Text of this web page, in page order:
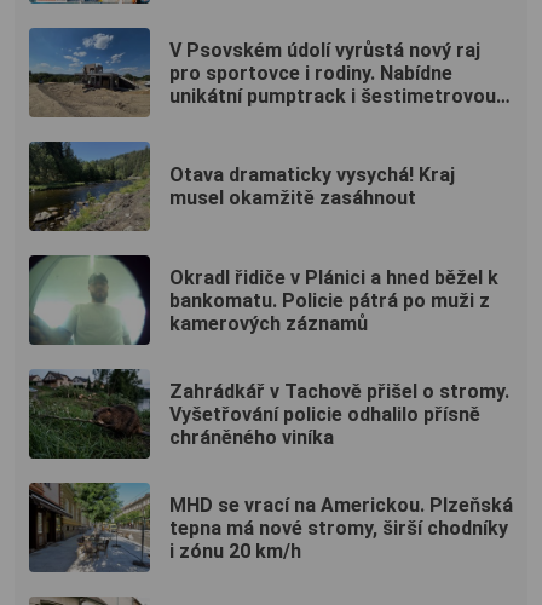
V Psovském údolí vyrůstá nový raj
pro sportovce i rodiny. Nabídne
unikátní pumptrack i šestimetrovou
Otava dramaticky vysychá! Kraj
musel okamžitě zasáhnout
Okradl řidiče v Plánici a hned běžel k
bankomatu. Policie pátrá po muži z
kamerových záznamů
Zahrádkář v Tachově přišel o stromy.
Vyšetřování policie odhalilo přísně
chráněného viníka
MHD se vrací na Americkou. Plzeňská
tepna má nové stromy, širší chodníky
i zónu 20 km/h